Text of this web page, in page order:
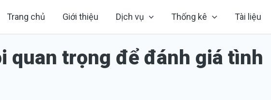
Trang chủ Giới thiệu Dịch vụ Thống kê Tài liệu
quan trọng để đánh giá tình